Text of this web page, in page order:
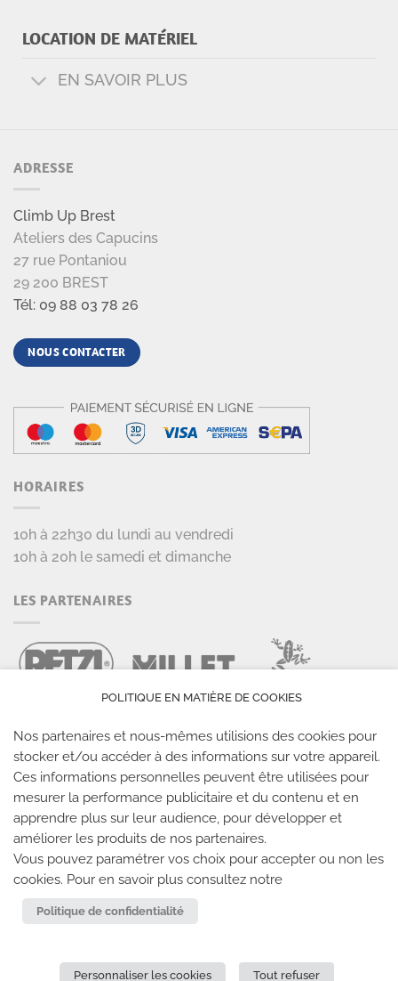
LOCATION DE MATÉRIEL
EN SAVOIR PLUS
ADRESSE
Climb Up Brest
Ateliers des Capucins
27 rue Pontaniou
29 200 BREST
Tél: 09 88 03 78 26
NOUS CONTACTER
HORAIRES
10h à 22h30 du lundi au vendredi
10h à 20h le samedi et dimanche
LES PARTENAIRES
LES SALLES CLIMB UP
Climb Up vous accueille dans ses salles, partout en
France
TROUVE TA SALLE
POLITIQUE EN MATIÈRE DE COOKIES
Nos partenaires et nous-mêmes utilisions des cookies pour
stocker et/ou accéder à des informations sur votre appareil.
Ces informations personnelles peuvent être utilisées pour
mesurer la performance publicitaire et du contenu et en
apprendre plus sur leur audience, pour développer et
améliorer les produits de nos partenaires.
Vous pouvez paramétrer vos choix pour accepter ou non les
cookies. Pour en savoir plus consultez notre
Politique de confidentialité
Personnaliser les cookies Tout refuser